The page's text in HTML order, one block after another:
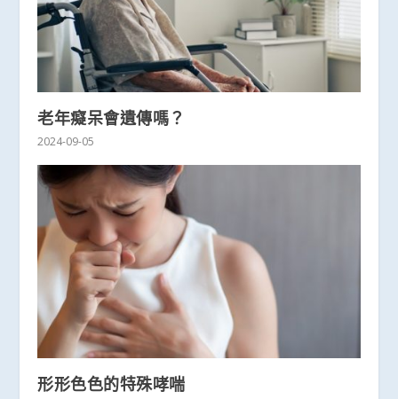
老年癡呆會遺傳嗎？
2024-09-05
形形色色的特殊哮喘